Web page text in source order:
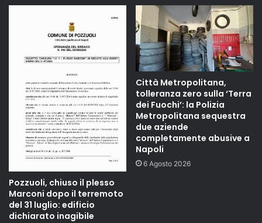
Pozzuoli, chiuso il plesso
Marconi dopo il terremoto
del 31 luglio: edificio
dichiarato inagibile
Città Metropolitana,
tolleranza zero sulla ‘Terra
dei Fuochi’: la Polizia
Metropolitana sequestra
due aziende
completamente abusive a
Napoli
6 Agosto 2026